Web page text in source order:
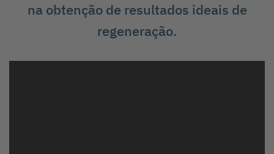
na obtenção de resultados ideais de
regeneração.